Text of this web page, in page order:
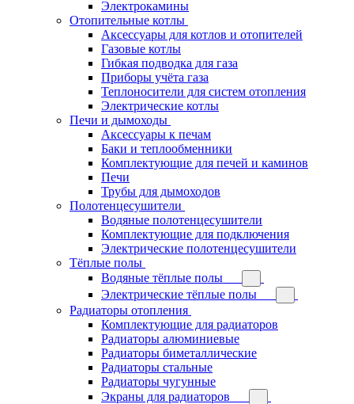
Электрокамины
Отопительные котлы
Аксессуары для котлов и отопителей
Газовые котлы
Гибкая подводка для газа
Приборы учёта газа
Теплоносители для систем отопления
Электрические котлы
Печи и дымоходы
Аксессуары к печам
Баки и теплообменники
Комплектующие для печей и каминов
Печи
Трубы для дымоходов
Полотенцесушители
Водяные полотенцесушители
Комплектующие для подключения
Электрические полотенцесушители
Тёплые полы
Водяные тёплые полы
Электрические тёплые полы
Радиаторы отопления
Комплектующие для радиаторов
Радиаторы алюминиевые
Радиаторы биметаллические
Радиаторы стальные
Радиаторы чугунные
Экраны для радиаторов